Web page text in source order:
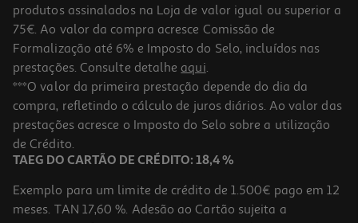
produtos assinalados na Loja de valor igual ou superior a
75€. Ao valor da compra acresce Comissão de
Formalização até 6% e Imposto do Selo, incluídos nas
prestações. Consulte detalhe aqui.
***O valor da primeira prestação depende do dia da
compra, refletindo o cálculo de juros diários. Ao valor das
prestações acresce o Imposto do Selo sobre a utilização
de Crédito.
TAEG DO CARTÃO DE CRÉDITO: 18,4 %
Exemplo para um limite de crédito de 1.500€ pago em 12
meses. TAN 17,60 %. Adesão ao Cartão sujeita a